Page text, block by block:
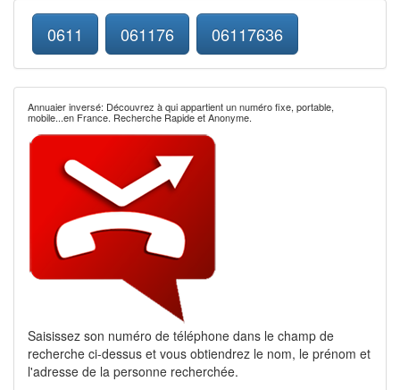
0611 061176 06117636
Annuaier inversé: Découvrez à qui appartient un numéro fixe, portable,
mobile...en France. Recherche Rapide et Anonyme.
Saisissez son numéro de téléphone dans le champ de
recherche ci-dessus et vous obtiendrez le nom, le prénom et
l'adresse de la personne recherchée.